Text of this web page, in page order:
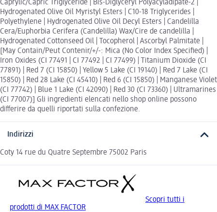
Caprylic/Capric Triglyceride | Bis-Diglyceryl Polyacyladipate-2 |
Hydrogenated Olive Oil Myristyl Esters | C10-18 Triglycerides |
Polyethylene | Hydrogenated Olive Oil Decyl Esters | Candelilla
Cera/Euphorbia Cerifera (Candelilla) Wax/Cire de candelilla |
Hydrogenated Cottonseed Oil | Tocopherol | Ascorbyl Palmitate |
[May Contain/Peut Contenir/+/-: Mica (No Color Index Specified) |
Iron Oxides (CI 77491 | CI 77492 | CI 77499) | Titanium Dioxide (CI
77891) | Red 7 (CI 15850) | Yellow 5 Lake (CI 19140) | Red 7 Lake (CI
15850) | Red 28 Lake (CI 45410) | Red 6 (CI 15850) | Manganese Violet
(CI 77742) | Blue 1 Lake (CI 42090) | Red 30 (CI 73360) | Ultramarines
(CI 77007)] Gli ingredienti elencati nello shop online possono
differire da quelli riportati sulla confezione.
Indirizzi
Coty 14 rue du Quatre Septembre 75002 Paris
Scopri tutti i
prodotti di MAX FACTOR